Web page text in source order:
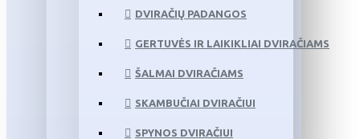
DVIRAČIŲ PADANGOS
GERTUVĖS IR LAIKIKLIAI DVIRAČIAMS
ŠALMAI DVIRAČIAMS
SKAMBUČIAI DVIRAČIUI
SPYNOS DVIRAČIUI